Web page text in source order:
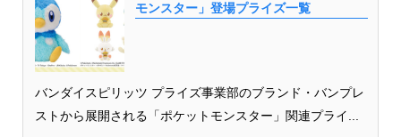
モンスター」登場プライズ一覧
バンダイスピリッツ プライズ事業部のブランド・バンプレ
ストから展開される「ポケットモンスター」関連プライ...